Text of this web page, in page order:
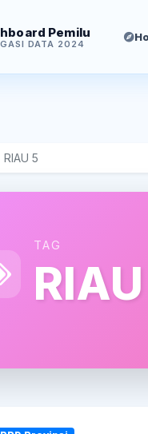
Pemilu
DATA 2024
RIAU 5
TAG